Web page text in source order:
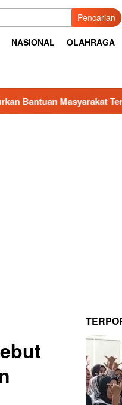
Pencarian
NASIONAL OLAHRAGA
Terdampak